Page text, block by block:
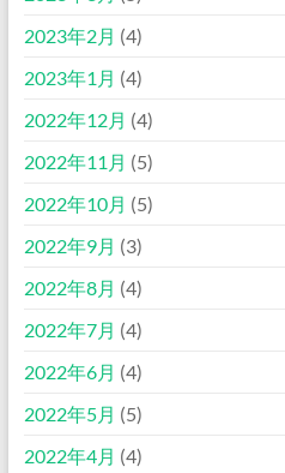
2023年2月 (4)
2023年1月 (4)
2022年12月 (4)
2022年11月 (5)
2022年10月 (5)
2022年9月 (3)
2022年8月 (4)
2022年7月 (4)
2022年6月 (4)
2022年5月 (5)
2022年4月 (4)